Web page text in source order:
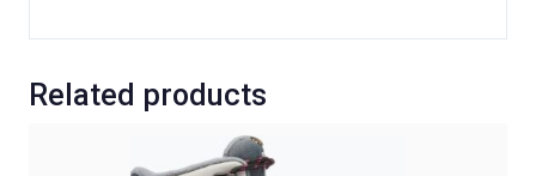
Related products